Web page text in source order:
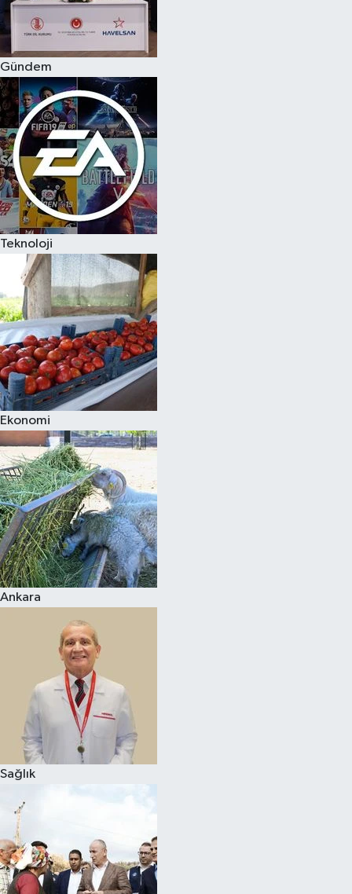
Gündem
Teknoloji
Ekonomi
Ankara
Sağlık
Spor
Burç Yorumları
Çocuk
Eğitim
Hava Durumu
Kadın
Kim kimdir?
Kültür Sanat
Sağlık
Siyaset
Teknoloji
Televizyon
Yaşam-Çevre